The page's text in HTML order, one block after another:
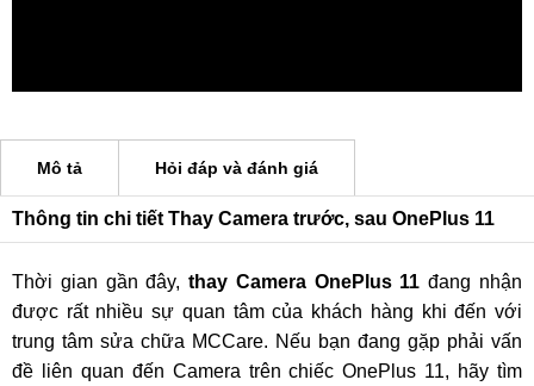
Mô tả Hỏi đáp và đánh giá
Thông tin chi tiết Thay Camera trước, sau OnePlus 11
Thời gian gần đây,thay Camera OnePlus 11 đang nhận
được rất nhiều sự quan tâm của khách hàng khi đến với
trung tâm sửa chữa MCCare. Nếu bạn đang gặp phải vấn
đề liên quan đến Camera trên chiếc OnePlus 11, hãy tìm